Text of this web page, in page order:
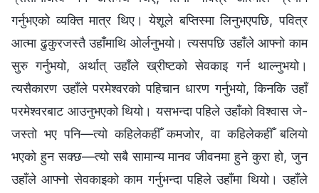
गर्नुभएको व्यक्ति मात्र थिए। येशूले बप्तिस्मा लिनुभएपछि, पवित्र
आत्मा ढुकुरजस्तै उहाँमाथि ओर्लनुभयो। त्यसपछि उहाँले आफ्नो काम
सुरु गर्नुभयो, अर्थात् उहाँले ख्रीष्टको सेवकाइ गर्न थाल्नुभयो।
त्यसैकारण उहाँले परमेश्‍वरको पहिचान धारण गर्नुभयो, किनकि उहाँ
परमेश्‍वरबाट आउनुभएको थियो। यसभन्दा पहिले उहाँको विश्‍वास जे-
जस्तो भए पनि—त्यो कहिलेकहीँ कमजोर, वा कहिलेकहीँ बलियो
भएको हुन सक्छ—त्यो सबै सामान्य मानव जीवनमा हुने कुरा हो, जुन
उहाँले आफ्नो सेवकाइको काम गर्नुभन्दा पहिले उहाँमा थियो। उहाँले